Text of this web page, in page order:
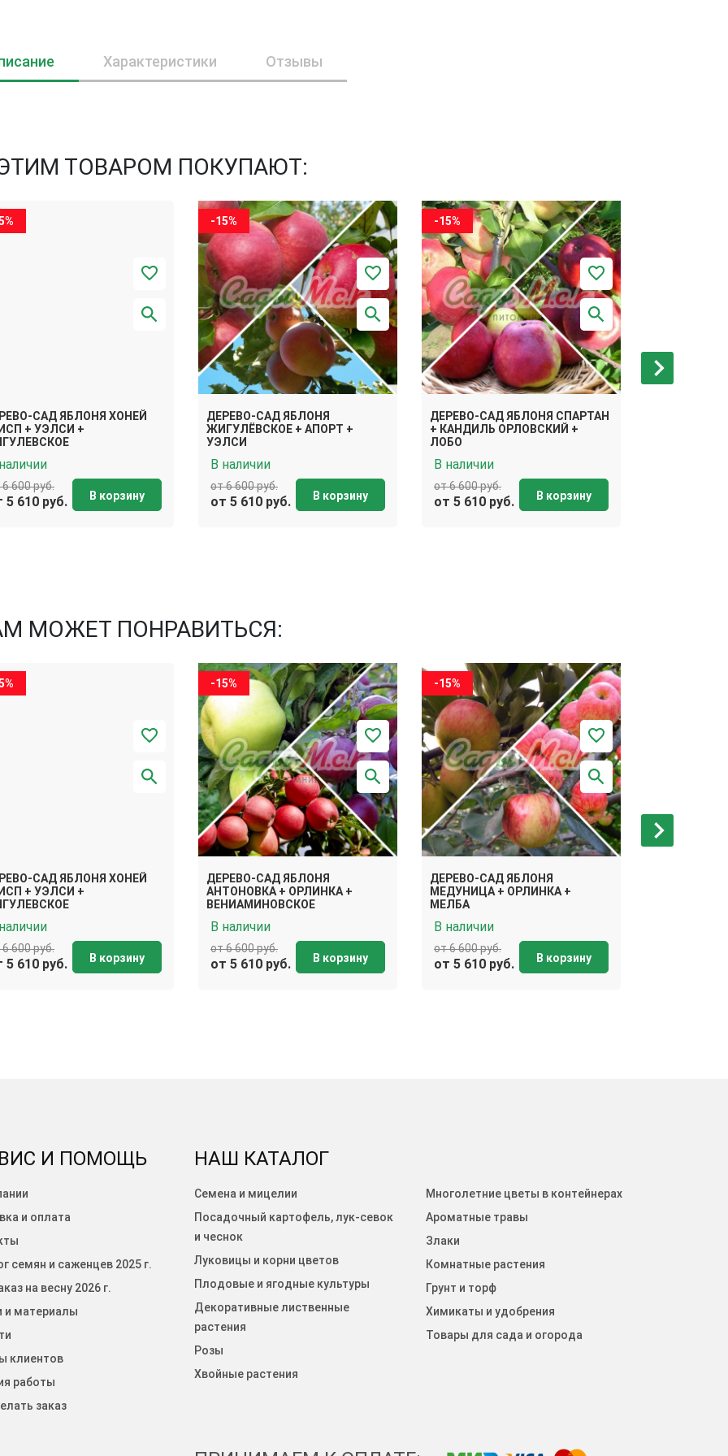
Характеристики Отзывы
ТОВАРОМ ПОКУПАЮТ:
САД ЯБЛОНЯ ХОНЕЙ
+ УЭЛСИ +
6 600 руб.
5 610 руб. В корзину
-15%
ДЕРЕВО-САД ЯБЛОНЯ
ЖИГУЛЁВСКОЕ + АПОРТ +
УЭЛСИ
В наличии
от 6 600 руб.
от 5 610 руб. В корзину
-15%
ДЕРЕВО-САД ЯБЛОНЯ СПАРТАН
+ КАНДИЛЬ ОРЛОВСКИЙ +
ЛОБО
В наличии
от 6 600 руб.
от 5 610 руб. В корзину
МОЖЕТ ПОНРАВИТЬСЯ:
САД ЯБЛОНЯ ХОНЕЙ
+ УЭЛСИ +
6 600 руб.
5 610 руб. В корзину
-15%
ДЕРЕВО-САД ЯБЛОНЯ
АНТОНОВКА + ОРЛИНКА +
ВЕНИАМИНОВСКОЕ
В наличии
от 6 600 руб.
от 5 610 руб. В корзину
-15%
ДЕРЕВО-САД ЯБЛОНЯ
МЕДУНИЦА + ОРЛИНКА +
МЕЛБА
В наличии
от 6 600 руб.
от 5 610 руб. В корзину
И ПОМОЩЬ
и оплата
семян и саженцев 2025 г.
на весну 2026 г.
и материалы
клиентов
работы
заказ
НАШ КАТАЛОГ
Семена и мицелии
Посадочный картофель, лук-севок
и чеснок
Луковицы и корни цветов
Плодовые и ягодные культуры
Декоративные лиственные
растения
Розы
Хвойные растения
Многолетние цветы в контейнерах
Ароматные травы
Злаки
Комнатные растения
Грунт и торф
Химикаты и удобрения
Товары для сада и огорода